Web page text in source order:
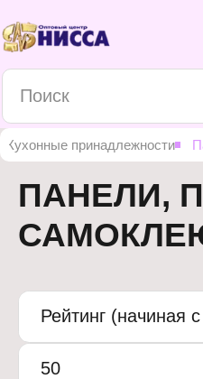
Кухонные принадлежности
ПАНЕЛИ,
Рейтинг (начиная
50